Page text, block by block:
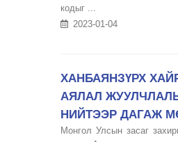
кодыг ...
2023-01-04
ХАНБАЯНЗҮРХ
АЯЛАЛ
НИЙТЭЭР ДАГАЖ
Монгол Улсын засаг